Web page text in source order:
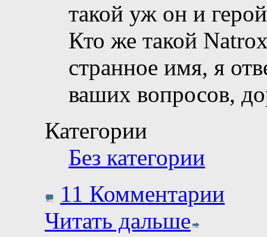
такой уж он и
Кто же такой
странное имя, я
ваших вопросов,
Категории
Без категории
11 Комментарии
Читать дальше